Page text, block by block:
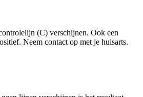
(C) verschijnen. Ook een
Neem contact op met je huisarts.